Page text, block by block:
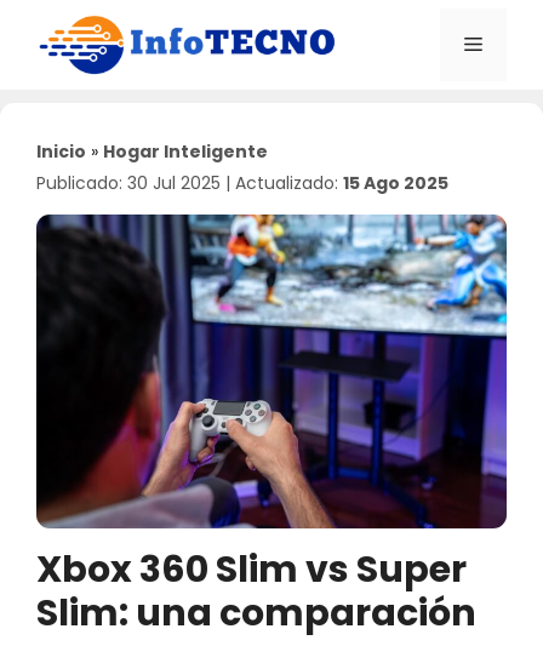
contenido
Menú
Inicio » Hogar Inteligente
Publicado: 30 Jul 2025 | Actualizado: 15 Ago 2025
Xbox 360 Slim vs Super
Slim: una comparación